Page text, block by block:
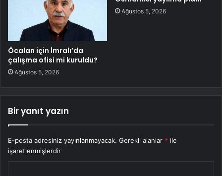
Öcalan için İmralı’da
çalışma ofisi mi kuruldu?
Ağustos 5, 2026
Ağustos 5, 2026
Bir yanıt yazın
E-posta adresiniz yayınlanmayacak. Gerekli alanlar * ile
işaretlenmişlerdir